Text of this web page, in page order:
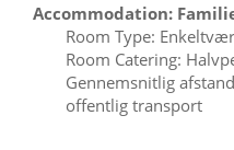
Accommodation:
Room Type:
Room Catering:
Gennemsnitlig
offentlig transport